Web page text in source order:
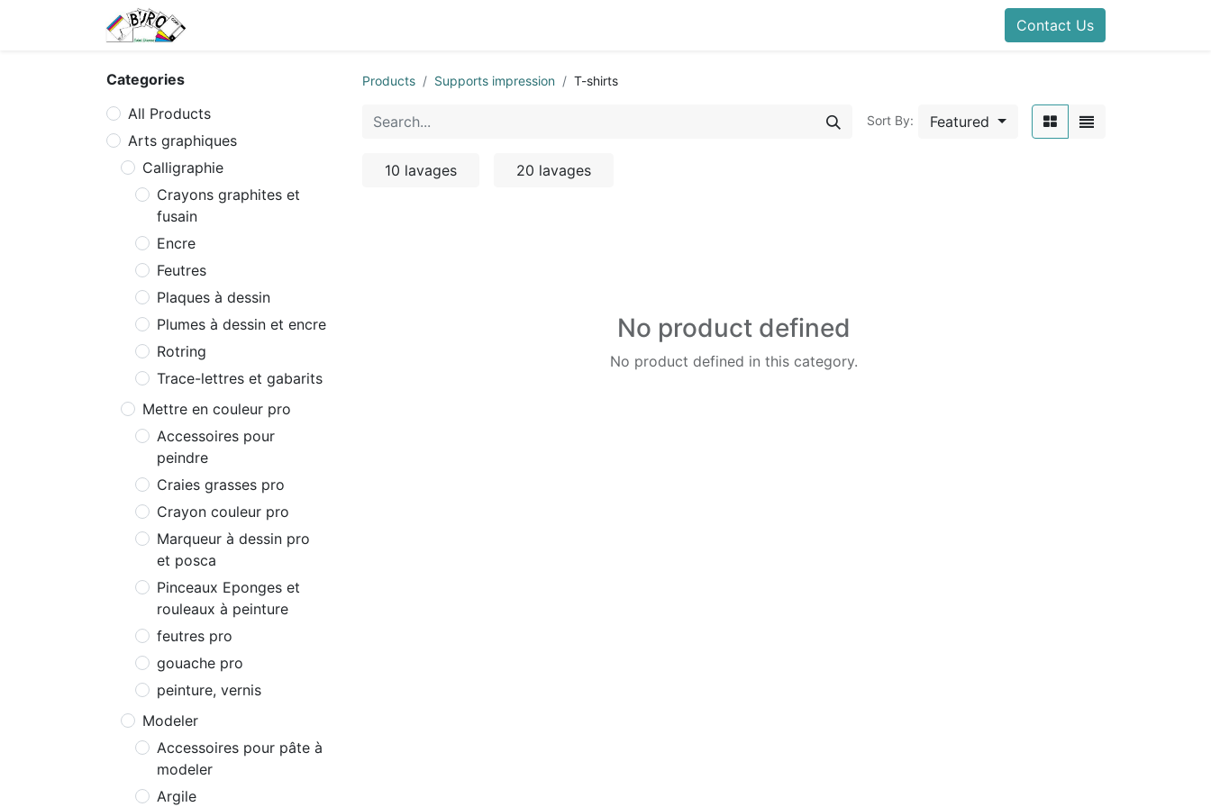
Contact Us
Categories
All Products
Arts graphiques
Calligraphie
Crayons graphites et
fusain
Encre
Feutres
Plaques à dessin
Plumes à dessin et encre
Rotring
Trace-lettres et gabarits
Mettre en couleur pro
Accessoires pour
peindre
Craies grasses pro
Crayon couleur pro
Marqueur à dessin pro
et posca
Pinceaux Eponges et
rouleaux à peinture
feutres pro
gouache pro
peinture, vernis
Modeler
Accessoires pour pâte à
modeler
Argile
Products Supports impression T-shirts
Sort By: Featured
10 lavages 20 lavages
No product defined
No product defined in this category.